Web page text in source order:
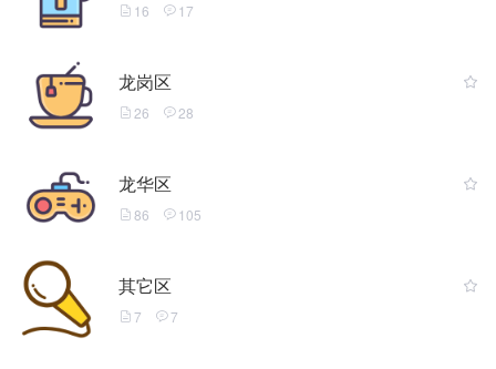
16 17
龙岗区
26 28
龙华区
86 105
其它区
7 7